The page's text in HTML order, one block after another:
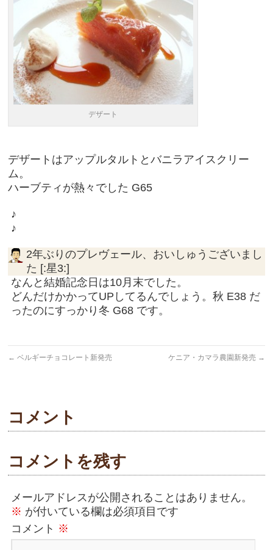
デザート
デザートはアップルタルトとバニラアイスクリー
ム。
ハーブティが熱々でした G65
♪
♪
2年ぶりのプレヴェール、おいしゅうございまし
た [:星3:]
なんと結婚記念日は10月末でした。
どんだけかかってUPしてるんでしょう。秋 E38 だ
ったのにすっかり冬 G68 です。
← ベルギーチョコレート新発売 ケニア・カマラ農園新発売 →
コメント
コメントを残す
メールアドレスが公開されることはありません。
※ が付いている欄は必須項目です
コメント ※